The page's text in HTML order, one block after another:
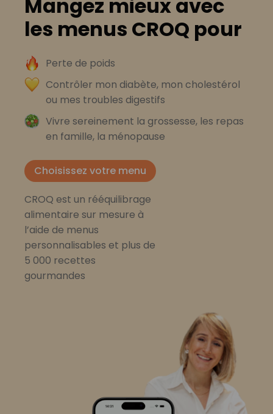
Mangez mieux avec
les menus CROQ pour
Perte de poids
Contrôler mon diabète, mon cholestérol
ou mes troubles digestifs
Vivre sereinement la grossesse, les repas
en famille, la ménopause
Choisissez votre menu
CROQ est un rééquilibrage
alimentaire sur mesure à
l’aide de menus
personnalisables et plus de
5 000 recettes
gourmandes